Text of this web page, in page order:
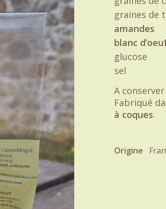
graines de
amandes
blanc
glucose
sel
A
Fabriqué
à coques.
Origine